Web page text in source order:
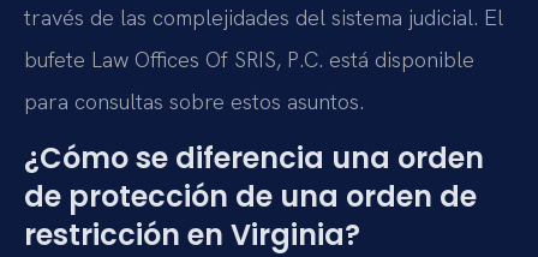
través de las complejidades del sistema judicial. El
bufete Law Offices Of SRIS, P.C. está disponible
para consultas sobre estos asuntos.
¿Cómo se diferencia una orden
de protección de una orden de
restricción en Virginia?